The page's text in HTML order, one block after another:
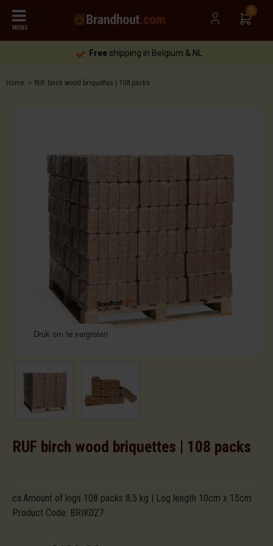
MENU
0
Freeshipping in Belgium & NL
Home RUF birch wood briquettes | 108 packs
Druk om te vergroten
RUF birch wood briquettes | 108 packs
ca.Amount of logs 108 packs 8,5 kg | Log length 10cm x 15cm
Product Code: BRIK027